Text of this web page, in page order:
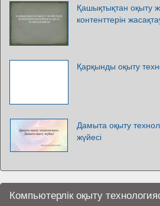
Қашықтықтан оқыту
контенттерін
Қарқынды оқыту
Дамыта оқыту
жүйесі
Компьютерлік оқыту